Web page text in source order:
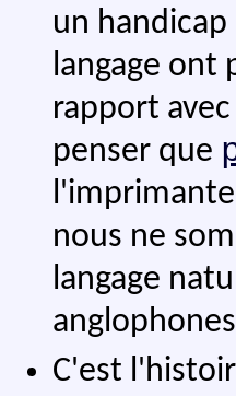
un
langage ont
rapport
penser que
nous ne
langage
C'est